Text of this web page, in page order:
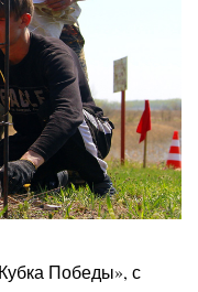
Победы», с